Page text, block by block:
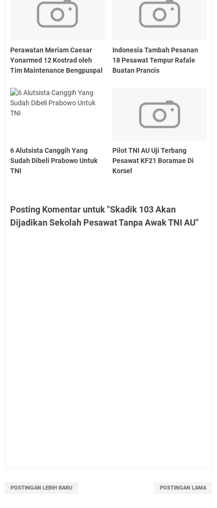
Perawatan Meriam Caesar
Yonarmed 12 Kostrad oleh
Tim Maintenance Bengpuspal
Indonesia Tambah Pesanan
18 Pesawat Tempur Rafale
Buatan Prancis
6 Alutsista Canggih Yang
Sudah Dibeli Prabowo Untuk
TNI
Pilot TNI AU Uji Terbang
Pesawat KF21 Boramae Di
Korsel
Posting Komentar untuk "Skadik 103 Akan
Dijadikan Sekolah Pesawat Tanpa Awak TNI AU"
POSTINGAN LEBIH BARU POSTINGAN LAMA